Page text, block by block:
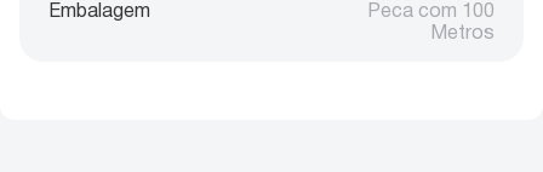
Embalagem
Peca com 100
Metros